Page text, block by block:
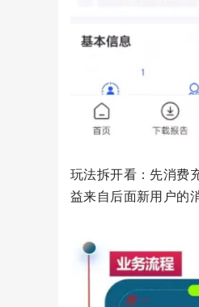
玩法拆开看：先消费
益来自后面新用户的